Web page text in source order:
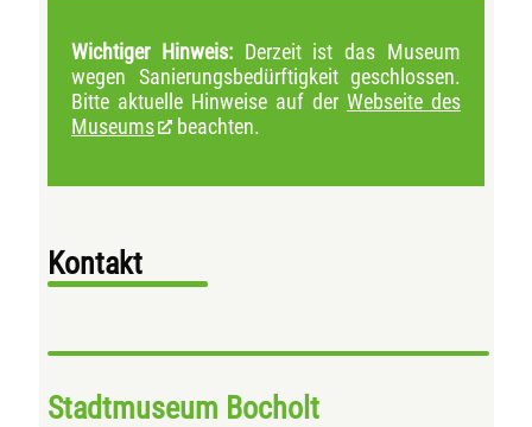
Wichtiger Hinweis: Derzeit ist das Museum
wegen Sanierungsbedürftigkeit geschlossen.
Bitte aktuelle Hinweise auf der Webseite des
Museums
beachten.
Kontakt
Stadtmuseum Bocholt